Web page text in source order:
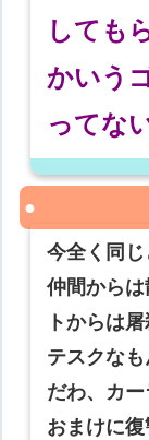
しても
かいう
ってな
今全く同
仲間から
トからは
テスクな
だわ、カー
おまけに